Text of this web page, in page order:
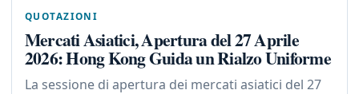
QUOTAZIONI
Mercati Asiatici, Apertura del 27 Aprile
2026: Hong Kong Guida un Rialzo Uniforme
La sessione di apertura dei mercati asiatici del 27